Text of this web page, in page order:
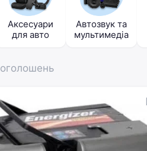
Аксесуари
для авто
Автозвук та
мультимедіа
оголошень